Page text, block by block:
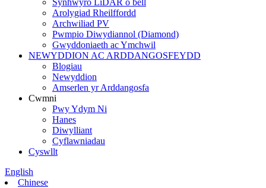
Synhwyro LiDAR o bell
Arolygiad Rheilffordd
Archwiliad PV
Pwmpio Diwydiannol (Diamond)
Gwyddoniaeth ac Ymchwil
NEWYDDION AC ARDDANGOSFEYDD
Blogiau
Newyddion
Amserlen yr Arddangosfa
Cwmni
Pwy Ydym Ni
Hanes
Diwylliant
Cyflawniadau
Cyswllt
English
Chinese